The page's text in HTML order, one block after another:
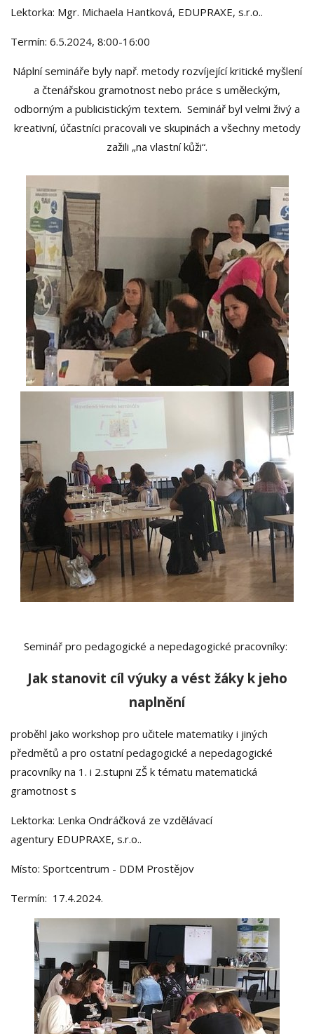
Lektorka: Mgr. Michaela Hantková, EDUPRAXE, s.r.o..
Termín: 6.5.2024, 8:00-16:00
Náplní semináře byly např. metody rozvíjející kritické myšlení
a čtenářskou gramotnost nebo práce s uměleckým,
odborným a publicistickým textem. Seminář byl velmi živý a
kreativní, účastníci pracovali ve skupinách a všechny metody
zažili „na vlastní kůži“.
Seminář pro pedagogické a nepedagogické pracovníky:
Jak stanovit cíl výuky a vést žáky k jeho
naplnění
proběhl jako workshop pro učitele matematiky i jiných
předmětů a pro ostatní pedagogické a nepedagogické
pracovníky na 1. i 2.stupni ZŠ k tématu matematická
gramotnost s
Lektorka: Lenka Ondráčková ze vzdělávací
agentury EDUPRAXE, s.r.o..
Místo: Sportcentrum - DDM Prostějov
Termín: 17.4.2024.